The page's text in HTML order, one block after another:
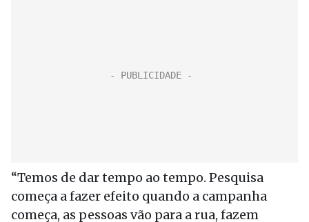
“Temos de dar tempo ao tempo. Pesquisa
começa a fazer efeito quando a campanha
começa, as pessoas vão para a rua, fazem